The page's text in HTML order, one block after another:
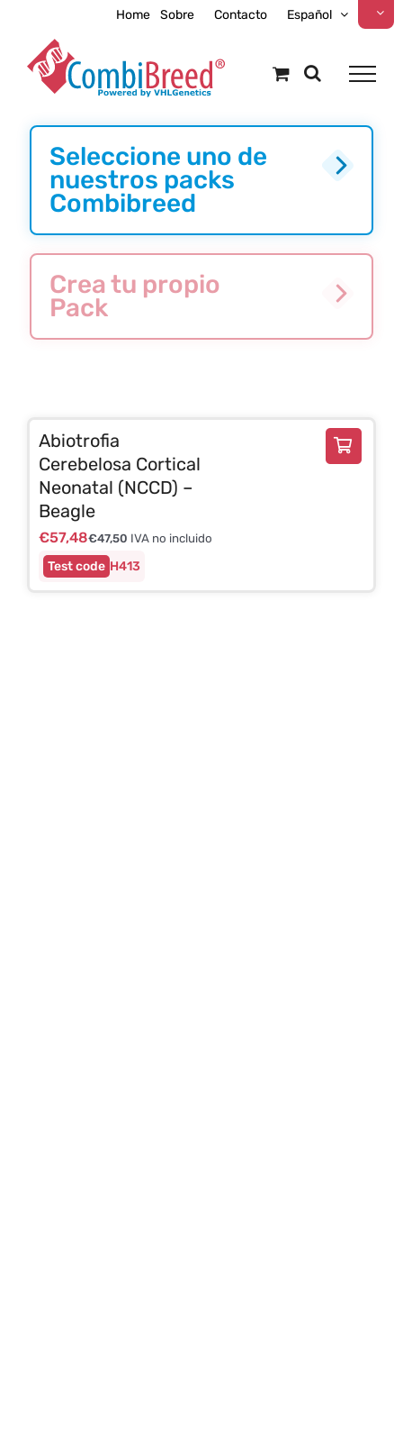
content
Home Sobre Contacto Español
Seleccione uno de
nuestros packs
Combibreed
Crea tu propio
Pack
H413
Abiotrofia
Cerebelosa Cortical
Neonatal (NCCD) –
Beagle
€57,48€47,50 IVA no incluido